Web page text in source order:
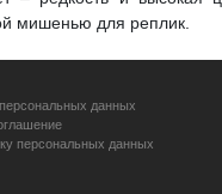
мишенью для реплик.
данных
персональных данных